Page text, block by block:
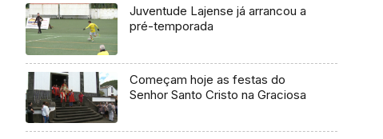
Juventude Lajense já arrancou a
pré-temporada
Começam hoje as festas do
Senhor Santo Cristo na Graciosa